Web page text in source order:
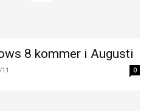
8 kommer i Augusti
0